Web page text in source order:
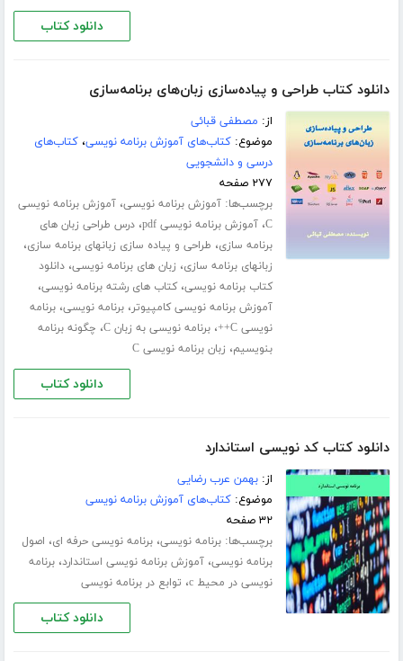
دانلود کتاب
دانلود کتاب طراحی و پیاده‌سازی زبان‌های برنامه‌سازی
از: مصطفی قبائی
موضوع:کتاب‌های آموزش برنامه نویسی،کتاب‌های
درسی و دانشجویی
۲۷۷ صفحه
برچسب‌ها:آموزش برنامه نویسی،آموزش برنامه نویسی
C،آموزش برنامه نویسی pdf ،درس طراحی زبان های
برنامه سازی، طراحی و پیاده سازی زبانهای برنامه سازی،
زبانهای برنامه سازی، زبان های برنامه نویسی،دانلود
کتاب برنامه نویسی،کتاب های رشته برنامه نویسی،
آموزش برنامه نویسی کامپیوتر،برنامه نویسی،برنامه
نویسی C++
،برنامه نویسی به زبان C ، چگونه برنامه
بنویسیم، زبان برنامه نویسی C
دانلود کتاب
دانلود کتاب کد نویسی استاندارد
از:بهمن عرب رضایی
موضوع:کتاب‌های آموزش برنامه نویسی
۳۲ صفحه
برچسب‌ها:برنامه نویسی،برنامه نویسی حرفه ای، اصول
برنامه نویسی،آموزش برنامه نویسی استاندارد،برنامه
نویسی در محیط c ، توابع در برنامه نویسی
دانلود کتاب